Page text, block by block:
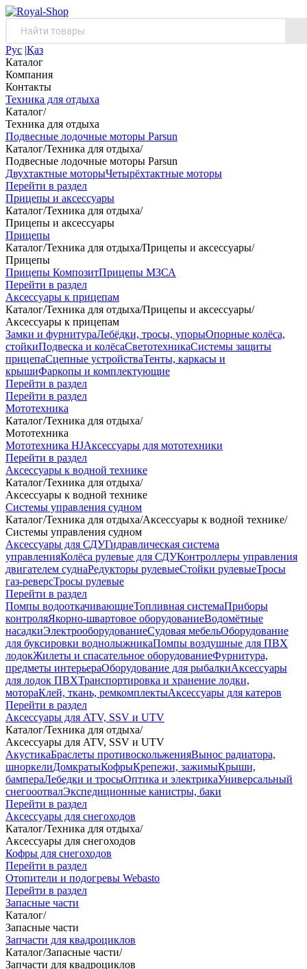
Рус |Қаз
Каталог
Компания
Контакты
Техника для отдыха
Каталог/
Техника для отдыха
Подвесные лодочные моторы Parsun
Каталог/Техника для отдыха/
Подвесные лодочные моторы Parsun
Двухтактные моторыЧетырёхтактные моторы
Перейти в раздел
Прицепы и аксессуары
Каталог/Техника для отдыха/
Прицепы и аксессуары
Прицепы
Каталог/Техника для отдыха/Прицепы и аксессуары/
Прицепы
Прицепы КомпозитПрицепы МЗСА
Перейти в раздел
Аксессуары к прицепам
Каталог/Техника для отдыха/Прицепы и аксессуары/
Аксессуары к прицепам
Замки и фурнитураЛебёдки, тросы, упорыОпорные колёса,
стойкиПодвеска и колёсаСветотехникаСистемы защиты
прицепаСцепные устройстваТенты, каркасы и
крышиФаркопы и комплектующие
Перейти в раздел
Перейти в раздел
Мототехника
Каталог/Техника для отдыха/
Мототехника
Мототехника HJАксессуары для мототехники
Перейти в раздел
Аксессуары к водной технике
Каталог/Техника для отдыха/
Аксессуары к водной технике
Системы управления судном
Каталог/Техника для отдыха/Аксессуары к водной технике/
Системы управления судном
Аксессуары для СДУГидравлическая система
управленияКолёса рулевые для СДУКонтроллеры управления
двигателем суднаРедукторы рулевыеСтойки рулевыеТросы
газ-реверсТросы рулевые
Перейти в раздел
Помпы водооткачивающиеТопливная системаПриборы
контроляЯкорно-швартовое оборудованиеВодомётные
насадкиЭлектрооборудованиеСудовая мебельОборудование
для буксировки воднолыжникаПомпы воздушные для ПВХ
лодокЖилеты и спасательное оборудованиеФурнитура,
предметы интерьераОборудование для рыбалкиАксессуары
для лодок ПВХТранспортировка и хранение лодки,
мотораКлей, ткань, ремкомплектыАксессуары для катеров
Перейти в раздел
Аксессуары для ATV, SSV и UTV
Каталог/Техника для отдыха/
Аксессуары для ATV, SSV и UTV
АкустикаБраслеты противоскольженияВынос радиатора,
шноркелиДомкратыКофрыКрепежи, зажимыКрыши,
бампераЛебедки и тросыОптика и электрикаУниверсальный
снегооотвалЭкспедиционные канистры, баки
Перейти в раздел
Аксессуары для снегоходов
Каталог/Техника для отдыха/
Аксессуары для снегоходов
Кофры для снегоходов
Перейти в раздел
Отопители и подогревы Webasto
Перейти в раздел
Запасные части
Каталог/
Запасные части
Запчасти для квадроциклов
Каталог/Запасные части/
Запчасти для квадроциклов